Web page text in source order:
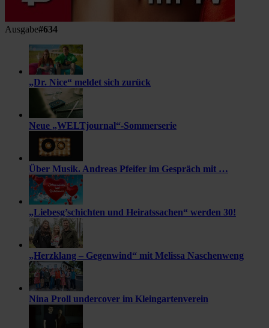
Ausgabe#634
„Dr. Nice“ meldet sich zurück
Neue „WELTjournal“-Sommerserie
Über Musik. Andreas Pfeifer im Gespräch mit …
„Liebesg’schichten und Heiratssachen“ werden 30!
„Herzklang – Gegenwind“ mit Melissa Naschenweng
Nina Proll undercover im Kleingartenverein